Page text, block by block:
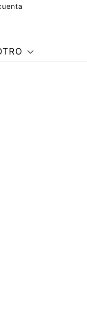
receta